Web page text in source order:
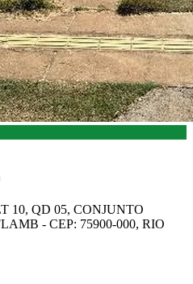
10, QD 05, CONJUNTO
- CEP: 75900-000, RIO